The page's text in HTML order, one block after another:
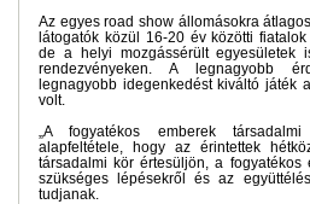
Az egyes road show állomásokra
látogatók közül 16-20 év közötti
de a helyi mozgássérült egyesületek
rendezvényeken. A legnagyobb
legnagyobb idegenkedést kiváltó játék
volt.
„A fogyatékos emberek
alapfeltétele, hogy az érintettek
társadalmi kör értesüljön, a fogyatékos
szükséges lépésekről és az
tudjanak.